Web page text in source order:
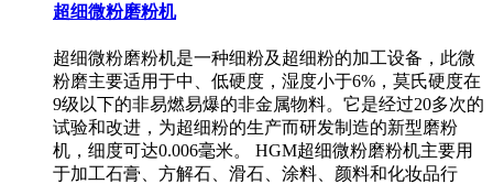
超细微粉磨粉机
超细微粉磨粉机是一种细粉及超细粉的加工设备，此微
粉磨主要适用于中、低硬度，湿度小于6%，莫氏硬度在
9级以下的非易燃易爆的非金属物料。它是经过20多次的
试验和改进，为超细粉的生产而研发制造的新型磨粉
机，细度可达0.006毫米。 HGM超细微粉磨粉机主要用
于加工石膏、方解石、滑石、涂料、颜料和化妆品行